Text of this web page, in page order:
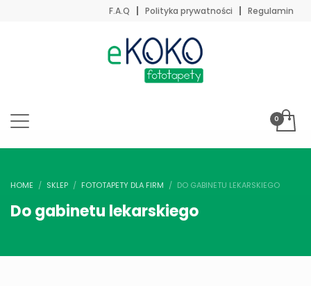
F.A.Q Polityka prywatności Regulamin
HOME SKLEP FOTOTAPETY DLA FIRM DO GABINETU LEKARSKIEGO
Do gabinetu lekarskiego